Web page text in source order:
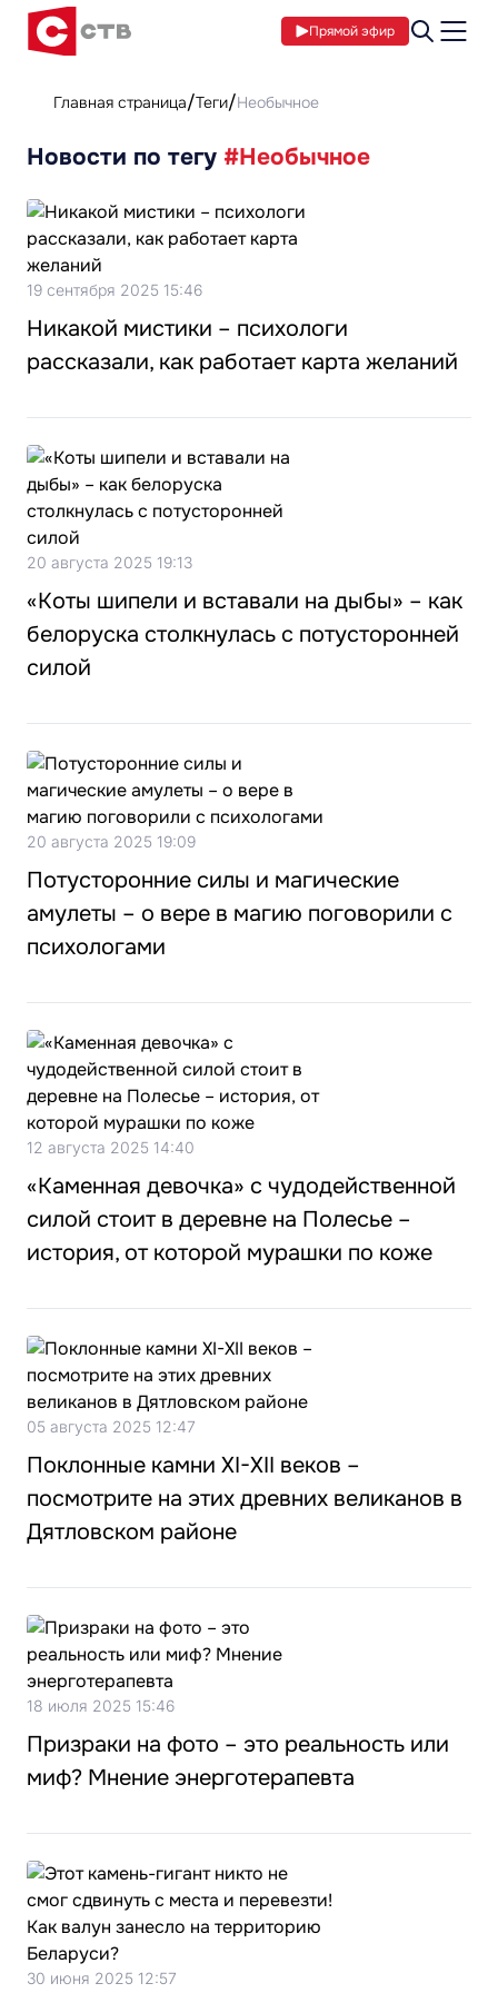
Прямой эфир
Главная страница Теги Необычное
Новости по тегу #Необычное
19 сентября 2025 15:46
Никакой мистики – психологи
рассказали, как работает карта желаний
20 августа 2025 19:13
«Коты шипели и вставали на дыбы» – как
белоруска столкнулась с потусторонней
силой
20 августа 2025 19:09
Потусторонние силы и магические
амулеты – о вере в магию поговорили с
психологами
12 августа 2025 14:40
«Каменная девочка» с чудодейственной
силой стоит в деревне на Полесье –
история, от которой мурашки по коже
05 августа 2025 12:47
Поклонные камни XI-XII веков –
посмотрите на этих древних великанов в
Дятловском районе
18 июля 2025 15:46
Призраки на фото – это реальность или
миф? Мнение энерготерапевта
30 июня 2025 12:57